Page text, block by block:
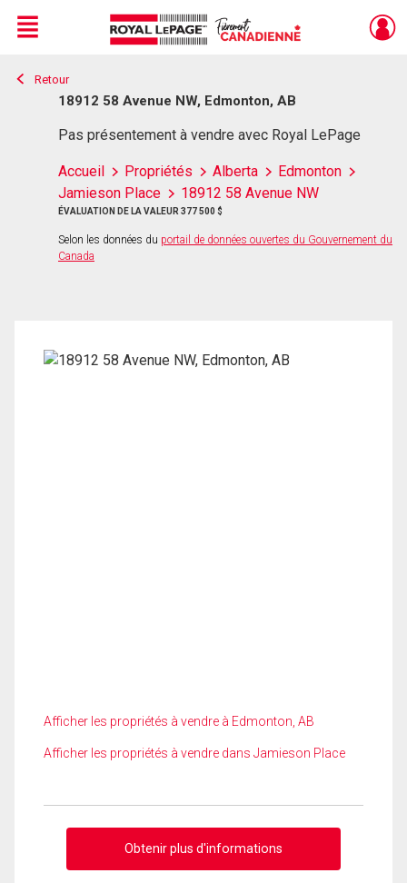
Live
En Direct
Menu
Retour
18912 58 Avenue NW, Edmonton, AB
Pas présentement à vendre avec Royal LePage
Accueil Propriétés Alberta
Edmonton
Jamieson Place
18912 58 Avenue NW
ÉVALUATION DE LA VALEUR 377 500 $
Selon les données du portail de données ouvertes du Gouvernement du
Canada
Afficher les propriétés à vendre à Edmonton, AB
Afficher les propriétés à vendre dans Jamieson Place
Obtenir plus d'informations